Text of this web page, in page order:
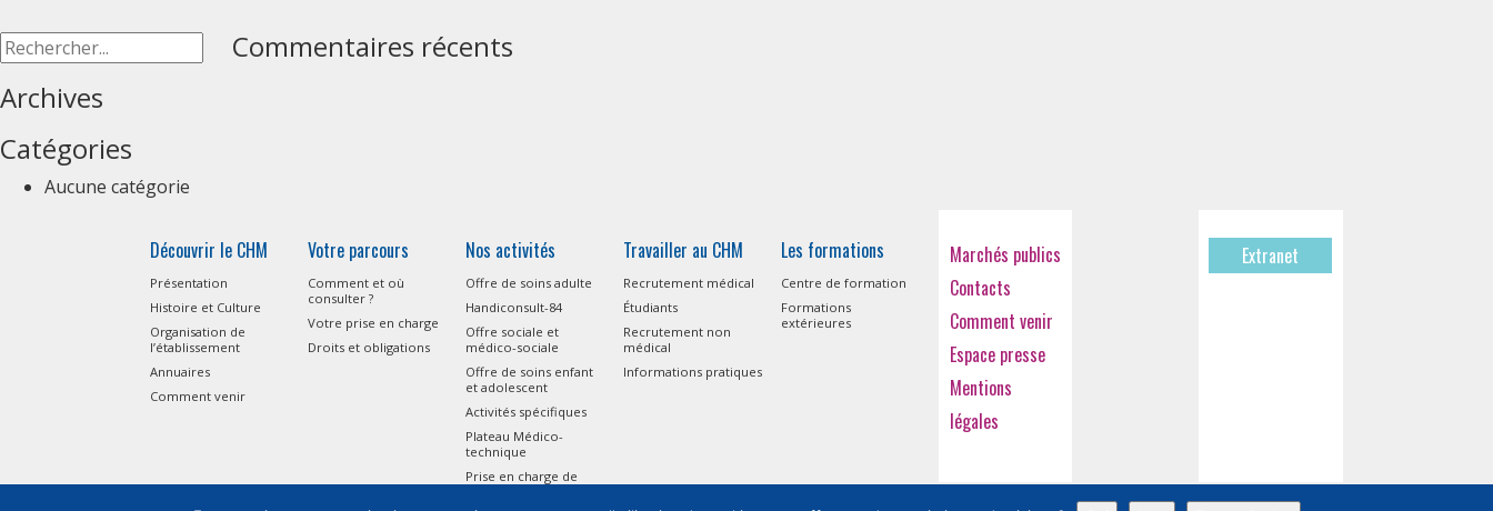
Commentaires récents
Archives
Catégories
Aucune catégorie
Découvrir le CHM
Présentation
Histoire et Culture
Organisation de
l’établissement
Annuaires
Comment venir
Votre parcours
Comment et où
consulter ?
Votre prise en charge
Droits et obligations
Nos activités
Offre de soins adulte
Handiconsult-84
Offre sociale et
médico-sociale
Offre de soins enfant
et adolescent
Activités spécifiques
Plateau Médico-
technique
Prise en charge de
Travailler au CHM
Recrutement médical
Étudiants
Recrutement non
médical
Informations pratiques
Les formations
Centre de formation
Formations
extérieures
Marchés publics
Contacts
Comment venir
Espace presse
Mentions
légales
Extranet